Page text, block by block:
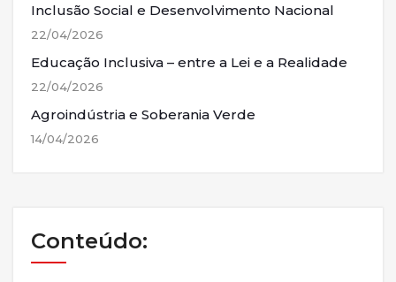
Inclusão Social e Desenvolvimento Nacional
22/04/2026
Educação Inclusiva – entre a Lei e a Realidade
22/04/2026
Agroindústria e Soberania Verde
14/04/2026
Conteúdo: